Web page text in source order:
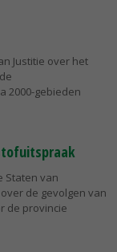
Justitie over het
2000-gebieden
Staten van
de gevolgen van
de provincie